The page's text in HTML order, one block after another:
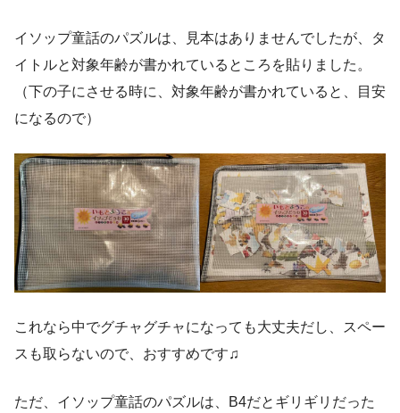
イソップ童話のパズルは、見本はありませんでしたが、タ
イトルと対象年齢が書かれているところを貼りました。
（下の子にさせる時に、対象年齢が書かれていると、目安
になるので）
これなら中でグチャグチャになっても大丈夫だし、スペー
スも取らないので、おすすめです♫
ただ、イソップ童話のパズルは、B4だとギリギリだった